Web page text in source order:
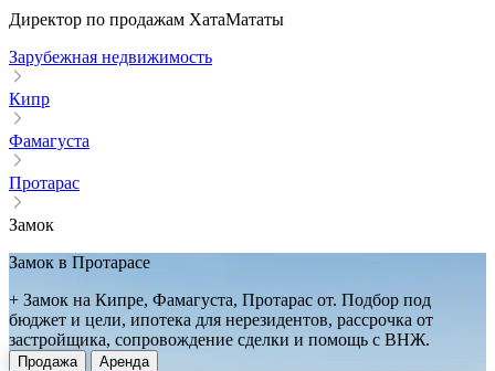
Директор по продажам ХатаМататы
Зарубежная недвижимость
Кипр
Фамагуста
Протарас
Замок
Замок в Протарасе
+ Замок на Кипре, Фамагуста, Протарас от. Подбор под
бюджет и цели, ипотека для нерезидентов, рассрочка от
застройщика, сопровождение сделки и помощь с ВНЖ.
Продажа
Аренда